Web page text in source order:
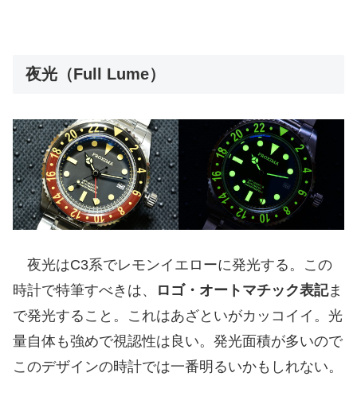
夜光（Full Lume）
夜光はC3系でレモンイエローに発光する。この
時計で特筆すべきは、
ロゴ・オートマチック表記ま
で発光すること。これはあざといがカッコイイ。光
量自体も強めで視認性は良い。発光面積が多いので
このデザインの時計では一番明るいかもしれない。